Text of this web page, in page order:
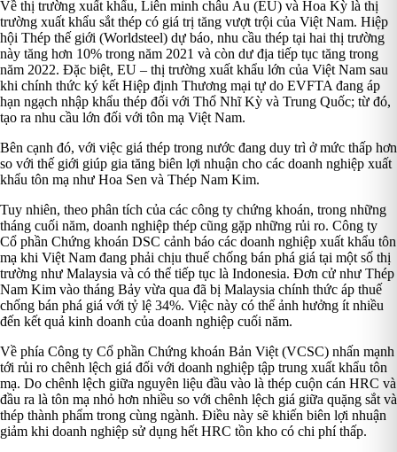
Về thị trường xuất khẩu, Liên minh châu Âu (EU) và Hoa Kỳ là thị
trường xuất khẩu sắt thép có giá trị tăng vượt trội của Việt Nam. Hiệp
hội Thép thế giới (Worldsteel) dự báo, nhu cầu thép tại hai thị trường
này tăng hơn 10% trong năm 2021 và còn dư địa tiếp tục tăng trong
năm 2022. Đặc biệt, EU – thị trường xuất khẩu lớn của Việt Nam sau
khi chính thức ký kết Hiệp định Thương mại tự do EVFTA đang áp
hạn ngạch nhập khẩu thép đối với Thổ Nhĩ Kỳ và Trung Quốc; từ đó,
tạo ra nhu cầu lớn đối với tôn mạ Việt Nam.
Bên cạnh đó, với việc giá thép trong nước đang duy trì ở mức thấp hơn
so với thế giới giúp gia tăng biên lợi nhuận cho các doanh nghiệp xuất
khẩu tôn mạ như Hoa Sen và Thép Nam Kim.
Tuy nhiên, theo phân tích của các công ty chứng khoán, trong những
tháng cuối năm, doanh nghiệp thép cũng gặp những rủi ro. Công ty
Cổ phần Chứng khoán DSC cảnh báo các doanh nghiệp xuất khẩu tôn
mạ khi Việt Nam đang phải chịu thuế chống bán phá giá tại một số thị
trường như Malaysia và có thể tiếp tục là Indonesia. Đơn cử như Thép
Nam Kim vào tháng Bảy vừa qua đã bị Malaysia chính thức áp thuế
chống bán phá giá với tỷ lệ 34%. Việc này có thể ảnh hưởng ít nhiều
đến kết quả kinh doanh của doanh nghiệp cuối năm.
Về phía Công ty Cổ phần Chứng khoán Bản Việt (VCSC) nhấn mạnh
tới rủi ro chênh lệch giá đối với doanh nghiệp tập trung xuất khẩu tôn
mạ. Do chênh lệch giữa nguyên liệu đầu vào là thép cuộn cán HRC và
đầu ra là tôn mạ nhỏ hơn nhiều so với chênh lệch giá giữa quặng sắt và
thép thành phẩm trong cùng ngành. Điều này sẽ khiến biên lợi nhuận
giảm khi doanh nghiệp sử dụng hết HRC tồn kho có chi phí thấp.